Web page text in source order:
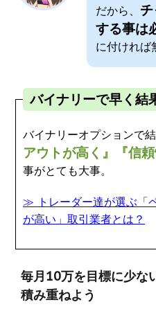
だから、
する事は
に付ければ
バイナリーで早く結
バイナリーオプションで
アウトが高く』『信
事がとても大事。
≫ トレーダー達が選ぶ「
が高い」取引業者とは？
毎月10万を目標に少な
積み重ねよう